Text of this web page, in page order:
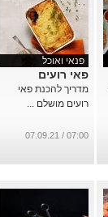
פנאי ואוכל
פאי רועים
מדריך להכנת פאי
רועים מושלם ...
07:00 / 07.09.21